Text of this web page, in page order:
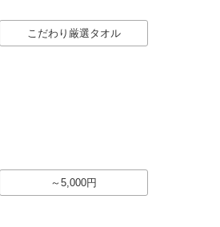
こだわり厳選タオル
～5,000円